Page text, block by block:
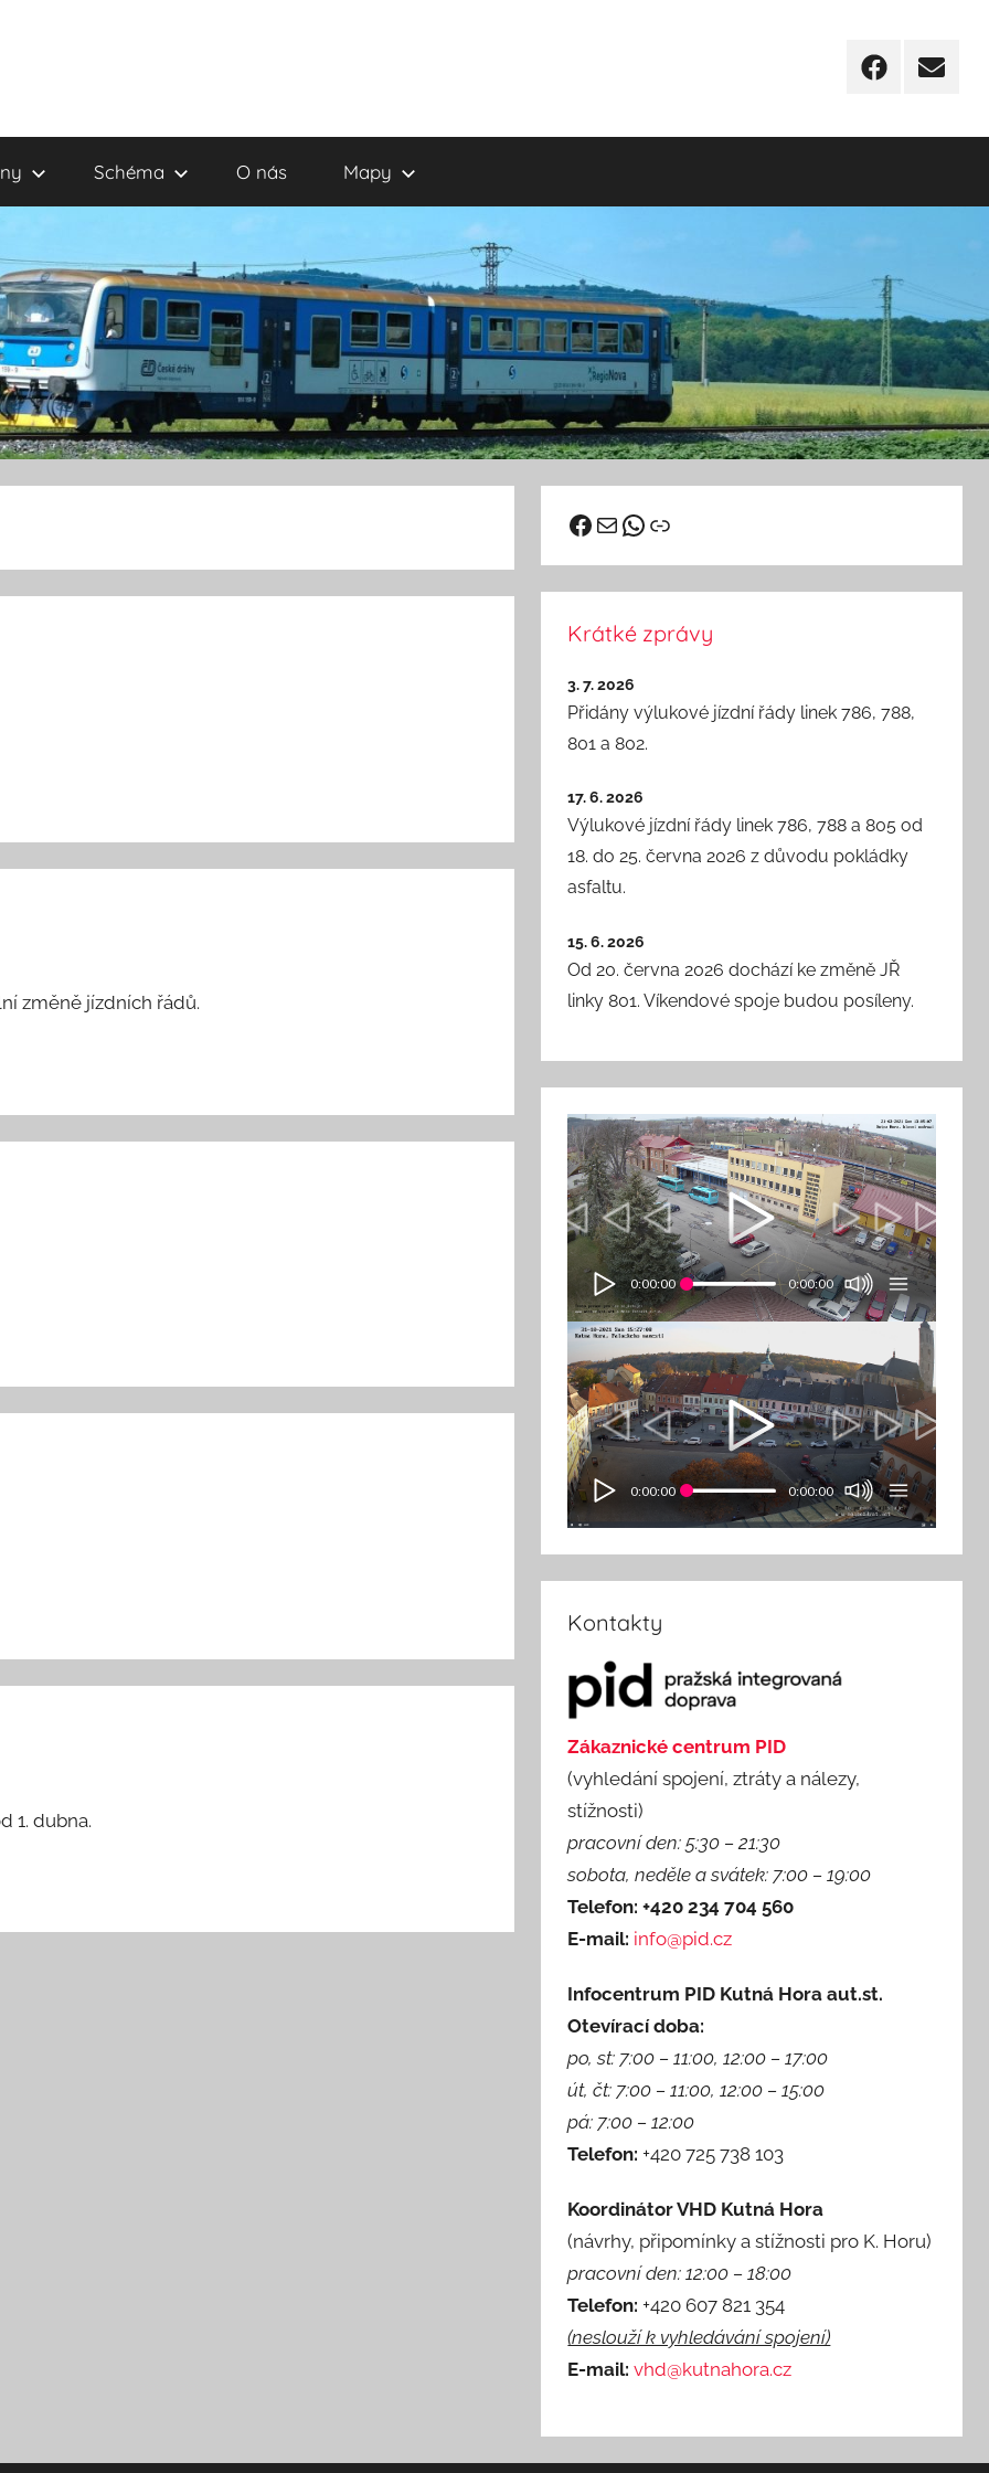
Facebook
Email
Schéma O nás Mapy
změně jízdních řádů.
1. dubna.
Facebook
vhd@kutnahora.cz
WhatsApp
Odkaz
Krátké zprávy
3. 7. 2026
Přidány výlukové jízdní řády linek 786, 788,
801 a 802.
17. 6. 2026
Výlukové jízdní řády linek 786, 788 a 805 od
18. do 25. června 2026 z důvodu pokládky
asfaltu.
15. 6. 2026
Od 20. června 2026 dochází ke změně JŘ
linky 801. Víkendové spoje budou posíleny.
0:00:00 0:00:00
0:00:00 0:00:00
Kontakty
Zákaznické centrum PID
(vyhledání spojení, ztráty a nálezy,
stížnosti)
pracovní den: 5:30 – 21:30
sobota, neděle a svátek: 7:00 – 19:00
Telefon: +420 234 704 560
E-mail: info@pid.cz
Infocentrum PID Kutná Hora aut.st.
Otevírací doba:
po, st: 7:00 – 11:00, 12:00 – 17:00
út, čt: 7:00 – 11:00, 12:00 – 15:00
pá: 7:00 – 12:00
Telefon: +420 725 738 103
Koordinátor VHD Kutná Hora
(návrhy, připomínky a stížnosti pro K. Horu)
pracovní den: 12:00 – 18:00
Telefon: +420 607 821 354
(neslouží k vyhledávání spojení)
E-mail: vhd@kutnahora.cz